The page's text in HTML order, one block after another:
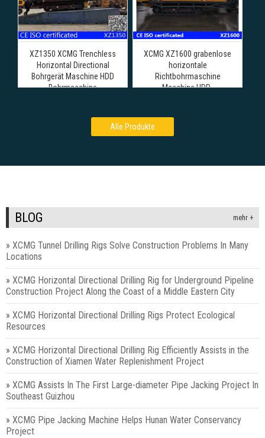
XZ1350 XCMG Trenchless
Horizontal Directional
Bohrgerät Maschine HDD
Bohrmaschine
XCMG XZ1600 grabenlose
horizontale
Richtbohrmaschine
Maschine HDD-
Alle Produkte
BLOG mehr +
» XCMG Tunnel Drilling Rigs Solve Construction Problems In Many
Locations
» XCMG Horizontal Directional Drilling Rig for Underground Pipeline
Construction Project Along the Coast of a Middle Eastern City
» XCMG Horizontal Directional Drilling Rigs Protect Ecological
Resources
» XCMG Horizontal Directional Drilling Rig Efficiently Assists in the
Construction of Xiamen Water Replenishment Project
» XCMG Assists In The First Large-diameter Pipe Jacking Project In
Southeast Guizhou
» XCMG Pipe Jacking Machine Helps Hunan Water Conservancy
Project